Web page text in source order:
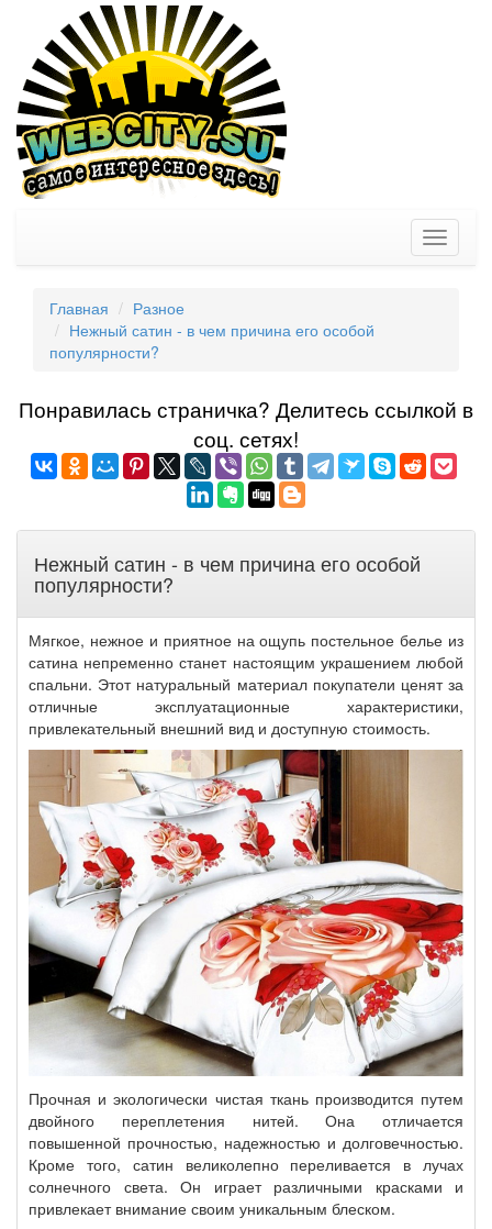
Toggle
Главная
Разное
Нежный сатин - в чем причина его особой
популярности?
Понравилась страничка? Делитеcь ссылкой в
соц. сетях!
Нежный сатин - в чем причина его особой
популярности?
Мягкое, нежное и приятное на ощупь постельное белье из
сатина непременно станет настоящим украшением любой
спальни. Этот натуральный материал покупатели ценят за
отличные эксплуатационные характеристики,
привлекательный внешний вид и доступную стоимость.
Прочная и экологически чистая ткань производится путем
двойного переплетения нитей. Она отличается
повышенной прочностью, надежностью и долговечностью.
Кроме того, сатин великолепно переливается в лучах
солнечного света. Он играет различными красками и
привлекает внимание своим уникальным блеском.